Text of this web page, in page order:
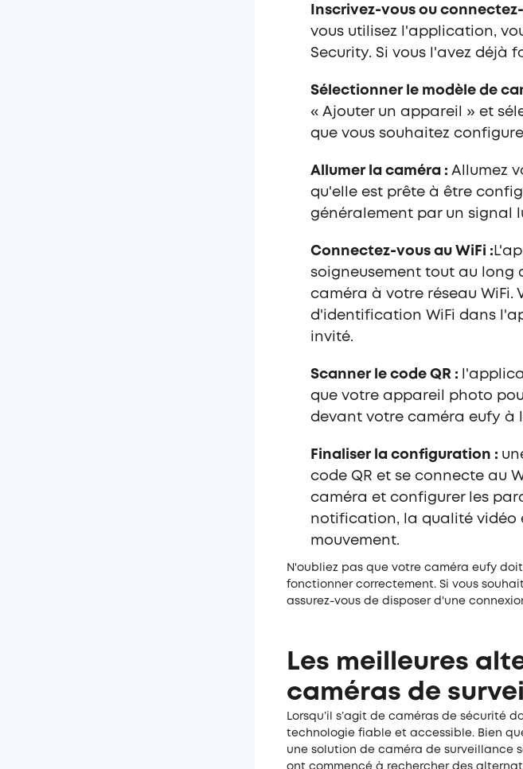
Inscrivez-vous ou
vous utilisez l'application,
Security. Si vous l'avez déjà
Sélectionner le modèle de
« Ajouter un appareil » et
que vous souhaitez
Allumer la caméra : Allumez
qu'elle est prête à être
généralement par un signal
Connectez-vous au WiFi :
soigneusement tout au long
caméra à votre réseau WiFi.
d'identification WiFi dans
invité.
Scanner le code QR :
que votre appareil photo
devant votre caméra eufy à
Finaliser la configuration :
code QR et se connecte au
caméra et configurer les
notification, la qualité vidéo
mouvement.
N'oubliez pas que votre caméra eufy
fonctionner correctement. Si vous
assurez-vous de disposer d'une
Les meilleures
caméras de
Lorsqu’il s’agit de caméras de sécurité
technologie fiable et accessible. Bien
une solution de caméra de surveillance
ont commencé à rechercher des